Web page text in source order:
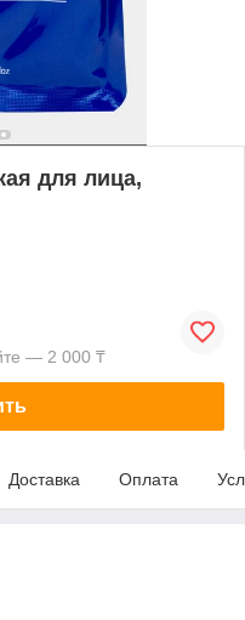
для лица,
— 2 000 ₸
Доставка Оплата